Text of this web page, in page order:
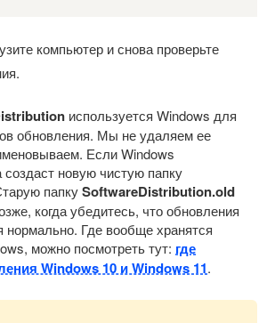
компьютер и снова проверьте
используется Windows для
обновления. Мы не удаляем ее
Если Windows
создаст новую чистую папку
папкуSoftwareDistribution.old
когда убедитесь, что обновления
нормально. Где вообще хранятся
можно посмотреть тут: где
Windows 10 и Windows 11.